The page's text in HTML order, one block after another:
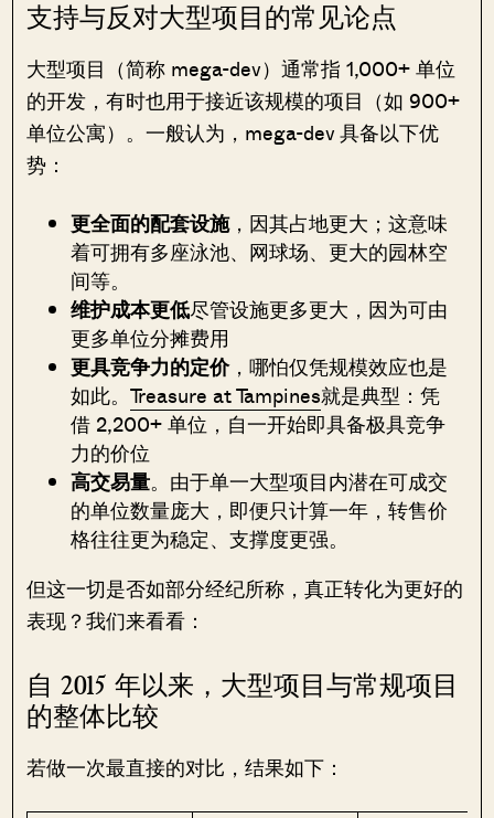
支持与反对大型项目的常见论点
大型项目（简称 mega-dev）通常指 1,000+ 单位
的开发，有时也用于接近该规模的项目（如 900+
单位公寓）。一般认为，mega-dev 具备以下优
势：
更全面的配套设施，因其占地更大；这意味
着可拥有多座泳池、网球场、更大的园林空
间等。
维护成本更低尽管设施更多更大，因为可由
更多单位分摊费用
更具竞争力的定价，哪怕仅凭规模效应也是
如此。Treasure at Tampines就是典型：凭
借 2,200+ 单位，自一开始即具备极具竞争
力的价位
高交易量。由于单一大型项目内潜在可成交
的单位数量庞大，即便只计算一年，转售价
格往往更为稳定、支撑度更强。
但这一切是否如部分经纪所称，真正转化为更好的
表现？我们来看看：
自 2015 年以来，大型项目与常规项目
的整体比较
若做一次最直接的对比，结果如下：